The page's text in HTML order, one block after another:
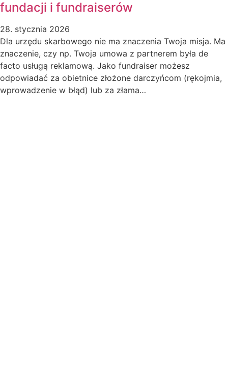
fundacji i fundraiserów
28. stycznia 2026
Dla urzędu skarbowego nie ma znaczenia Twoja misja. Ma
znaczenie, czy np. Twoja umowa z partnerem była de
facto usługą reklamową. Jako fundraiser możesz
odpowiadać za obietnice złożone darczyńcom (rękojmia,
wprowadzenie w błąd) lub za złama…